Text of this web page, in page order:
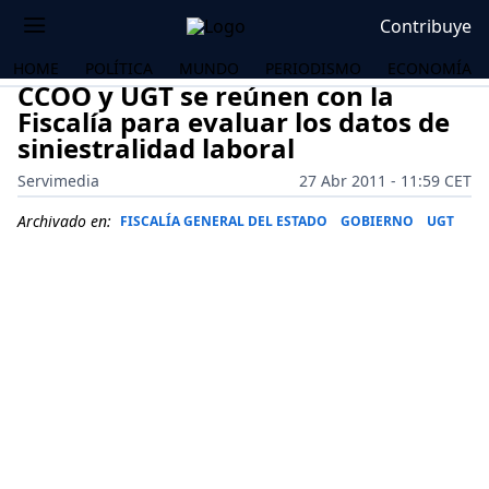
Contribuye
HOME POLÍTICA MUNDO PERIODISMO ECONOMÍA
CCOO y UGT se reúnen con la
Fiscalía para evaluar los datos de
siniestralidad laboral
Servimedia
27 Abr 2011 - 11:59 CET
Archivado en: FISCALÍA GENERAL DEL ESTADO GOBIERNO UGT